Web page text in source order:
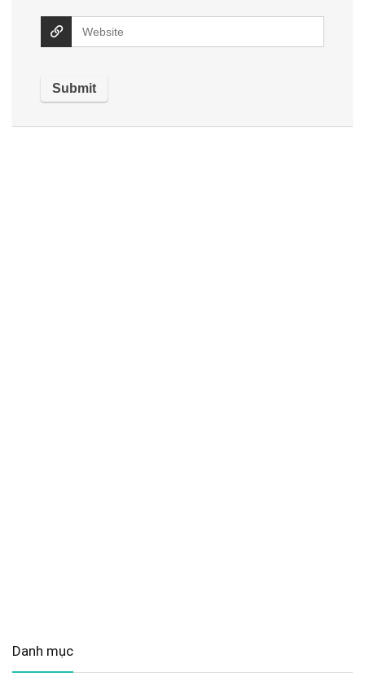
Danh mục